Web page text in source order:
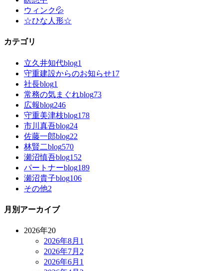
ウィンク💦
☆ひな人形☆
カテゴリ
立久井知代blog1
守重建設からのお知らせ17
社長blog1
常務の気まぐれblog73
広報blog246
守重美津枝blog178
市川真吾blog24
佐藤一郎blog22
林賢二blog570
瀬沼慎吾blog152
パートナーblog189
瀬沼貴子blog106
その他2
月別アーカイブ
2026年20
2026年8月 1
2026年7月 2
2026年6月 1